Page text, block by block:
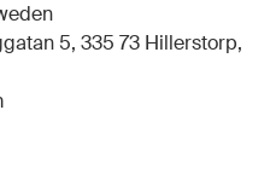
5, 335 73 Hillerstorp,